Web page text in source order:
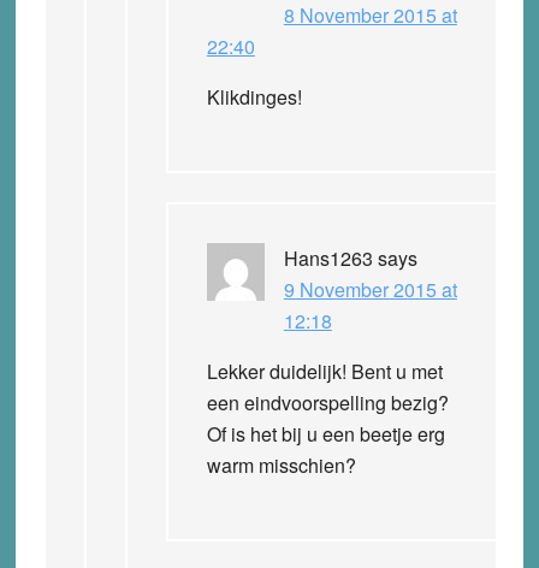
8 November 2015 at
22:40
Klikdinges!
Hans1263 says
9 November 2015 at
12:18
Lekker duidelijk! Bent u met
een eindvoorspelling bezig?
Of is het bij u een beetje erg
warm misschien?